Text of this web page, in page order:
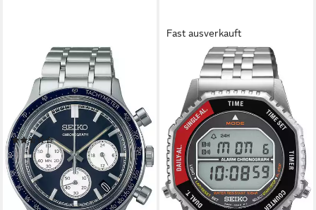
Chronograph SSB477P1,
Quarzuhr, Armbanduhr,
Herrenuhr, Edelstahlarmband,
analog, Tag
(2)
ab 657,33 €
lieferbar in 3 Wochen
Fast ausverkauft
Digitaluhr SMGG19P1,
Quarzuhr, Armbanduhr,
Damenuhr, Herrenuhr,
Edelstahlarmband, digital
ab 507,30 € UVP570,00 €
-11%
lieferbar - in 2-3 Werktagen bei dir